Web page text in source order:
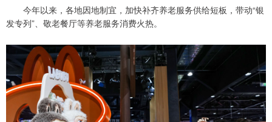
今年以来，各地因地制宜，加快补齐养老服务供给短板，带动“银
发专列”、敬老餐厅等养老服务消费火热。